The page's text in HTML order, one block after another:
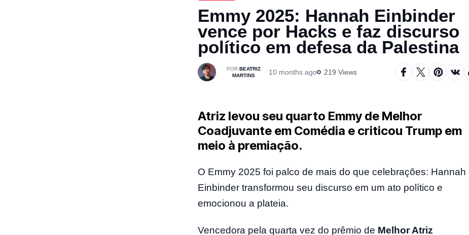
Emmy 2025: Hannah Einbinder
vence por Hacks e faz discurso
político em defesa da Palestina
BEATRIZ
MARTINS
10 months ago 219 Views
Atriz levou seu quarto Emmy de Melhor
Coadjuvante em Comédia e criticou Trump em
meio à premiação.
O Emmy 2025 foi palco de mais do que celebrações: Hannah
Einbinder transformou seu discurso em um ato político e
emocionou a plateia.
Vencedora pela quarta vez do prêmio de Melhor Atriz